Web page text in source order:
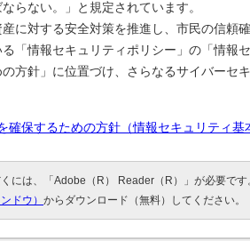
らない。」と規定されています。
に対する安全対策を推進し、市民の信頼
「情報セキュリティポリシー」の「情報
方針」に位置づけ、さらなるサイバーセ
確保するための方針（情報セキュリティ基
には、「Adobe（R） Reader（R）」が必要で
ドウ） からダウンロード（無料）してください。